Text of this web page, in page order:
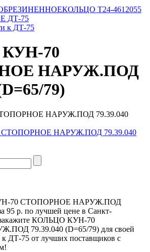
КОЛЬЦО Т24-4612055
ДТ-75
к ДТ-75
70
НАРУЖ.ПОД
79)
НАРУЖ.ПОД 79.39.040
70 СТОПОРНОЕ НАРУЖ.ПОД
95 р. по лучшей цене в Санкт-
закажите КОЛЬЦО КУН-70
79.39.040 (D=65/79) для своей
к ДТ-75 от лучших поставщиков с